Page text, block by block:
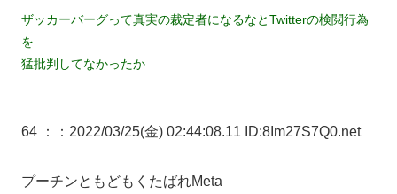
ザッカーバーグって真実の裁定者になるなとTwitterの検閲行為
を
猛批判してなかったか
64 ： ：2022/03/25(金) 02:44:08.11 ID:8Im27S7Q0.net
プーチンともどもくたばれMeta